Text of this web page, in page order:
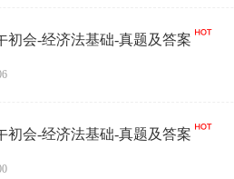
初会-经济法基础-真题及答案
初会-经济法基础-真题及答案